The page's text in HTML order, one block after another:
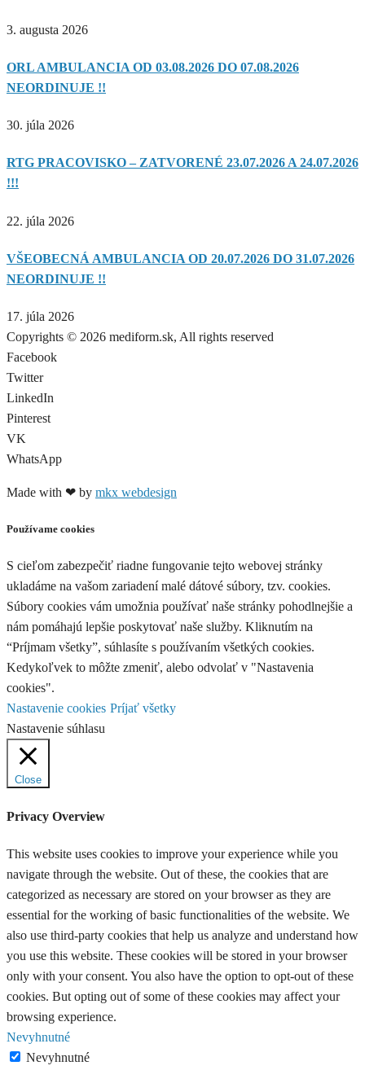
3. augusta 2026
ORL AMBULANCIA OD 03.08.2026 DO 07.08.2026
NEORDINUJE !!
30. júla 2026
RTG PRACOVISKO – ZATVORENÉ 23.07.2026 A 24.07.2026
!!!
22. júla 2026
VŠEOBECNÁ AMBULANCIA OD 20.07.2026 DO 31.07.2026
NEORDINUJE !!
17. júla 2026
Copyrights © 2026 mediform.sk, All rights reserved​
Facebook
Twitter
LinkedIn
Pinterest
VK
WhatsApp
Made with ❤ by mkx webdesign
Používame cookies
S cieľom zabezpečiť riadne fungovanie tejto webovej stránky
ukladáme na vašom zariadení malé dátové súbory, tzv. cookies.
Súbory cookies vám umožnia používať naše stránky pohodlnejšie a
nám pomáhajú lepšie poskytovať naše služby. Kliknutím na
“Príjmam všetky”, súhlasíte s používaním všetkých cookies.
Kedykoľvek to môžte zmeniť, alebo odvolať v "Nastavenia
cookies".
Nastavenie cookies Príjať všetky
Nastavenie súhlasu
Close
Privacy Overview
This website uses cookies to improve your experience while you
navigate through the website. Out of these, the cookies that are
categorized as necessary are stored on your browser as they are
essential for the working of basic functionalities of the website. We
also use third-party cookies that help us analyze and understand how
you use this website. These cookies will be stored in your browser
only with your consent. You also have the option to opt-out of these
cookies. But opting out of some of these cookies may affect your
browsing experience.
Nevyhnutné
Nevyhnutné